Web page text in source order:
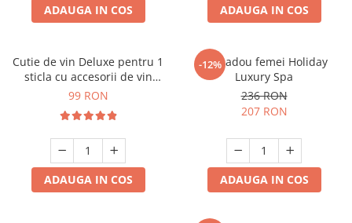
ADAUGA IN COS ADAUGA IN COS
Cutie de vin Deluxe pentru 1
sticla cu accesorii de vin
incluse piele ecologica de
99 RON
ADAUGA IN COS
-12%
Set cadou femei Holiday
Luxury Spa
236 RON
207 RON
ADAUGA IN COS